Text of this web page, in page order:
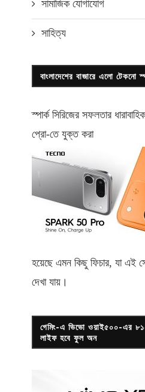
সামাজিক যোগাযোগ
সাহিত্য
বাংলাদেশের বাজারে এলো টেকনো
স্পার্ক সিরিজের সফলতার
প্রো-তে যুক্ত করা
হয়েছে এমন কিছু ফিচার, যা এই
দেখা যায়।
গেমিং-এ ভিভো ওয়াই৫০০-এর
লাইফ হবে ফুল অন